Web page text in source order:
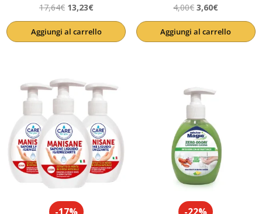
17,64€ Il
prezzo
originale
13,23€Il
prezzo
attuale
Aggiungi al carrello
4,00€ Il
prezzo
originale
3,60€Il
prezzo
attuale
Aggiungi al carrello